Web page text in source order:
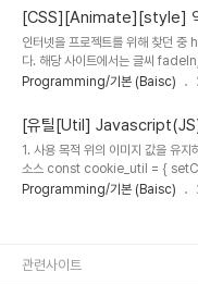
있도록 도와줍니다.JavaS..
비 범위 1) IPS, IDS 장비 2) F/W
장비 3. 소스 1) 자바스크립트
file =
FileReader();
reader.onload = function () {
[CSS][Animate][style] 역
인터넷을 프로젝트를 위해 찾던
다. 해당 사이트에서는 글씨
https://animate.style/ 에서는
Programming/기본 (Baisc)
[유틸[Util]
1. 사용 목적 위의 이미지 값을 유
소스 const cookie_util = {
cValue) { let date = new
(cKey) { let date = new
Programming/기본 (Baisc)
관련사이트